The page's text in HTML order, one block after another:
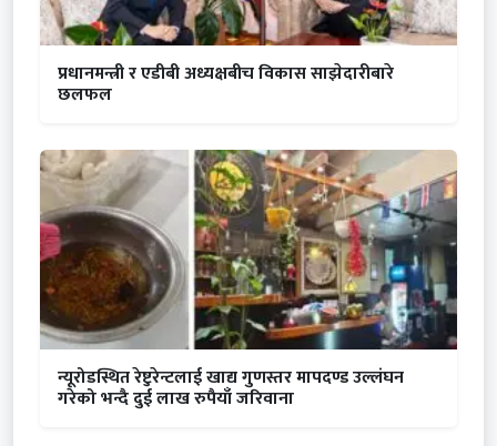
प्रधानमन्त्री र एडीबी अध्यक्षबीच विकास साझेदारीबारे
छलफल
न्यूरोडस्थित रेष्टुरेन्टलाई खाद्य गुणस्तर मापदण्ड उल्लंघन
गरेको भन्दै दुई लाख रुपैयाँ जरिवाना